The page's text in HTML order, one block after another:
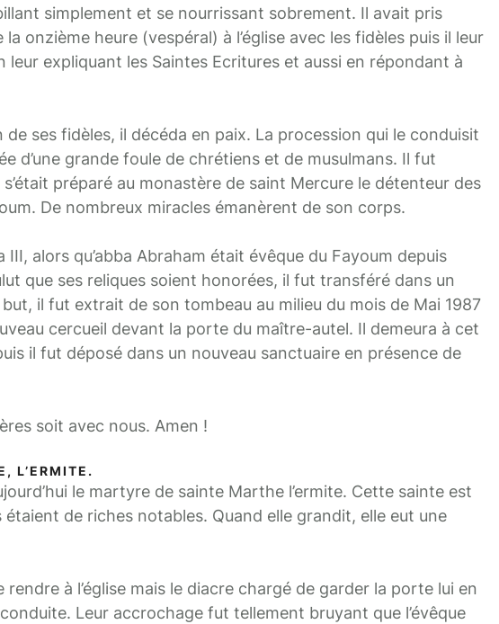
simplement et se nourrissant sobrement. Il avait pris
onzième heure (vespéral) à l’église avec les fidèles puis il leur
leur expliquant les Saintes Ecritures et aussi en répondant à
de ses fidèles, il décéda en paix. La procession qui le conduisit
d’une grande foule de chrétiens et de musulmans. Il fut
préparé au monastère de saint Mercure le détenteur des
De nombreux miracles émanèrent de son corps.
III, alors qu’abba Abraham était évêque du Fayoum depuis
que ses reliques soient honorées, il fut transféré dans un
il fut extrait de son tombeau au milieu du mois de Mai 1987
cercueil devant la porte du maître-autel. Il demeura à cet
il fut déposé dans un nouveau sanctuaire en présence de
soit avec nous. Amen !
L’ERMITE.
le martyre de sainte Marthe l’ermite. Cette sainte est
de riches notables. Quand elle grandit, elle eut une
à l’église mais le diacre chargé de garder la porte lui en
Leur accrochage fut tellement bruyant que l’évêque